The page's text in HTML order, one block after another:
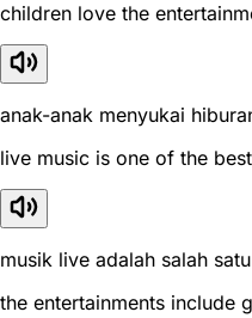
children love the
anak-anak menyukai
live music is one of the
musik live adalah salah
the entertainments include